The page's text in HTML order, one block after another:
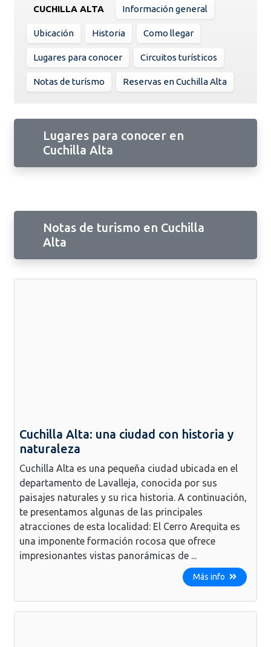
CUCHILLA ALTA Información general
Ubicación Historia Como llegar
Lugares para conocer Circuitos turísticos
Notas de turísmo Reservas en Cuchilla Alta
Lugares para conocer en
Cuchilla Alta
Notas de turismo en Cuchilla
Alta
Cuchilla Alta: una ciudad con historia y
naturaleza
Cuchilla Alta es una pequeña ciudad ubicada en el
departamento de Lavalleja, conocida por sus
paisajes naturales y su rica historia. A continuación,
te presentamos algunas de las principales
atracciones de esta localidad: El Cerro Arequita es
una imponente formación rocosa que ofrece
impresionantes vistas panorámicas de ...
Más info